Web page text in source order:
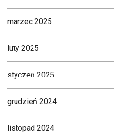
marzec 2025
luty 2025
styczeń 2025
grudzień 2024
listopad 2024